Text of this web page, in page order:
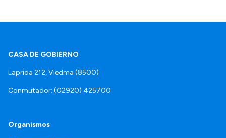
CASA DE GOBIERNO
Laprida 212, Viedma (8500)
Conmutador: (02920) 425700
Organismos